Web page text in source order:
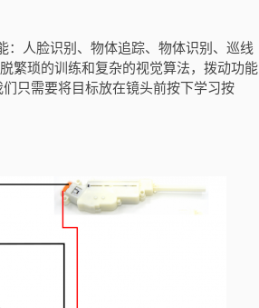
人脸识别、物体追踪、物体识别、巡线
繁琐的训练和复杂的视觉算法，拨动功能
只需要将目标放在镜头前按下学习按